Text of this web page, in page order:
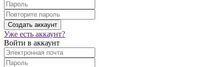
Уже есть аккаунт?
Войти в аккаунт